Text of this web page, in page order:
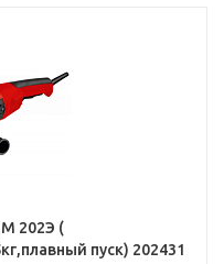
202Э (
пуск) 202431